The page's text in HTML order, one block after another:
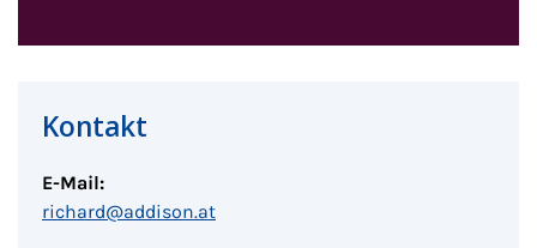
Kontakt
E-Mail:
richard@addison.at